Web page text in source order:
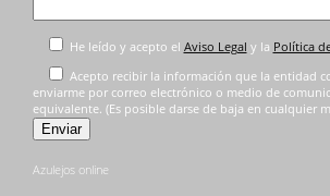
He leído y acepto el Aviso Legal y la Política
Acepto recibir la información que la entidad
enviarme por correo electrónico o medio de
equivalente. (Es posible darse de baja en cualquier
Azulejos online